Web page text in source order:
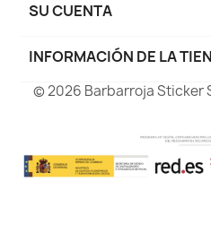
SU CUENTA
INFORMACIÓN DE LA
© 2026 Barbarroja Sticker